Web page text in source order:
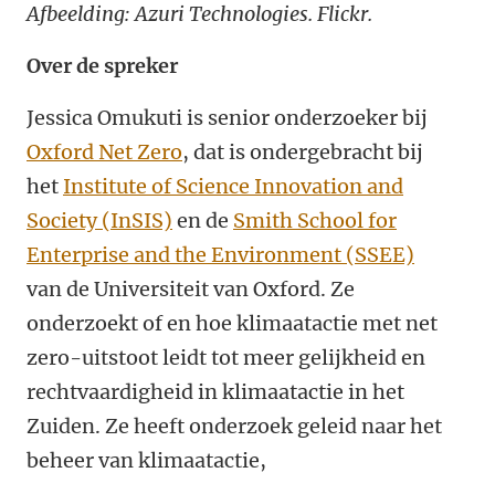
Afbeelding: Azuri Technologies. Flickr.
Over de spreker
Jessica Omukuti is senior onderzoeker bij
Oxford Net Zero, dat is ondergebracht bij
het Institute of Science Innovation and
Society (InSIS) en de Smith School for
Enterprise and the Environment (SSEE)
van de Universiteit van Oxford. Ze
onderzoekt of en hoe klimaatactie met net
zero-uitstoot leidt tot meer gelijkheid en
rechtvaardigheid in klimaatactie in het
Zuiden. Ze heeft onderzoek geleid naar het
beheer van klimaatactie,